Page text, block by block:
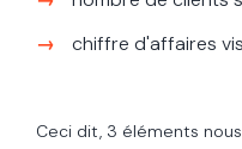
chiffre d'affaires
Ceci dit, 3 éléments